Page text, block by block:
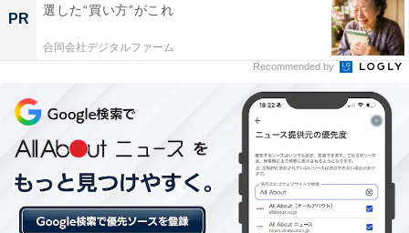
PR
選した“買い方”がこれ
合同会社デジタルファーム
Recommended by